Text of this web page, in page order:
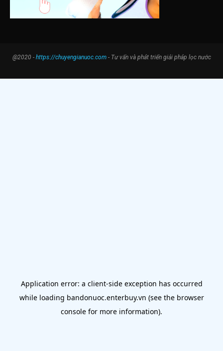
@2020 - https://chuyengianuoc.com- Tư vấn và phát triển giải pháp lọc nước